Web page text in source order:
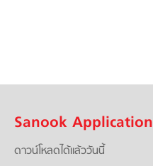
Sanook Application
ดาวน์โหลดได้แล้ววันนี้